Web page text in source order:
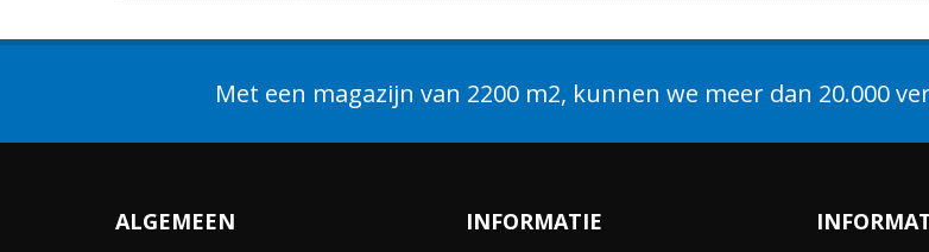
Met een magazijn van 2200 m2, kunnen we meer dan 20.000
ALGEMEEN INFORMATIE